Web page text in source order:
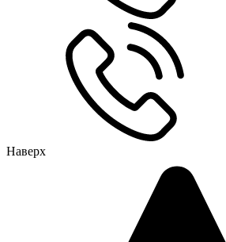
Наверх